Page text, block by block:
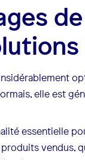
elle est
essentielle
vendus,